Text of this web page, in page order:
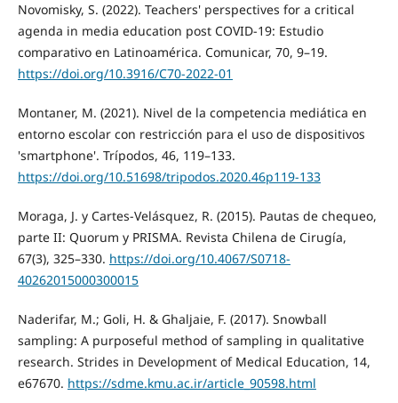
Novomisky, S. (2022). Teachers' perspectives for a critical
agenda in media education post COVID-19: Estudio
comparativo en Latinoamérica. Comunicar, 70, 9–19.
https://doi.org/10.3916/C70-2022-01
Montaner, M. (2021). Nivel de la competencia mediática en
entorno escolar con restricción para el uso de dispositivos
'smartphone'. Trípodos, 46, 119–133.
https://doi.org/10.51698/tripodos.2020.46p119-133
Moraga, J. y Cartes-Velásquez, R. (2015). Pautas de chequeo,
parte II: Quorum y PRISMA. Revista Chilena de Cirugía,
67(3), 325–330. https://doi.org/10.4067/S0718-
40262015000300015
Naderifar, M.; Goli, H. & Ghaljaie, F. (2017). Snowball
sampling: A purposeful method of sampling in qualitative
research. Strides in Development of Medical Education, 14,
e67670. https://sdme.kmu.ac.ir/article_90598.html